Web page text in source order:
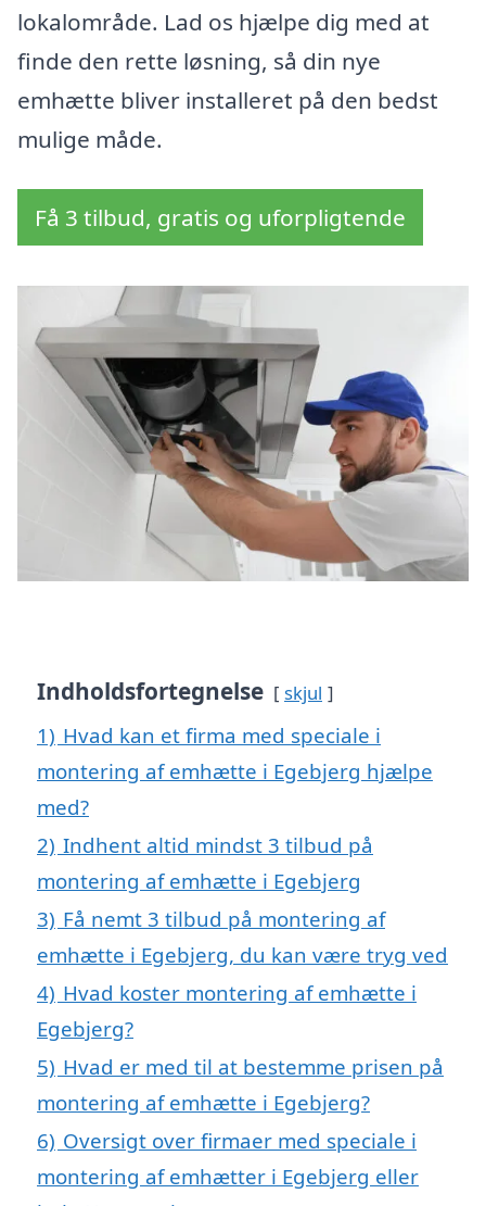
lokalområde. Lad os hjælpe dig med at
finde den rette løsning, så din nye
emhætte bliver installeret på den bedst
mulige måde.
Få 3 tilbud, gratis og uforpligtende
Indholdsfortegnelse skjul
1) Hvad kan et firma med speciale i
montering af emhætte i Egebjerg hjælpe
med?
2) Indhent altid mindst 3 tilbud på
montering af emhætte i Egebjerg
3) Få nemt 3 tilbud på montering af
emhætte i Egebjerg, du kan være tryg ved
4) Hvad koster montering af emhætte i
Egebjerg?
5) Hvad er med til at bestemme prisen på
montering af emhætte i Egebjerg?
6) Oversigt over firmaer med speciale i
montering af emhætter i Egebjerg eller